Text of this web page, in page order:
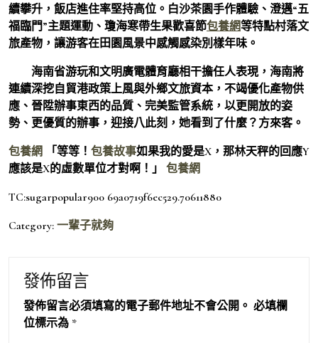
續攀升，飯店進住率堅持高位。白沙茶園手作體驗、澄邁“五
福臨門”主題運動、瓊海寒帶生果歡喜節包養網等特點村落文
旅產物，讓游客在田園風景中感觸感染別樣年味。
海南省游玩和文明廣電體育廳相干擔任人表現，海南將
連續深挖自貿港政策上風與外鄉文旅資本，不竭優化產物供
應、晉陞辦事東西的品質、完美監管系統，以更開放的姿
勢、更優質的辦事，迎接八此刻，她看到了什麼？方來客。
包養網 「等等！ 包養故事如果我的愛是X，那林天秤的回應Y
應該是X的虛數單位才對啊！」 包養網
TC:sugarpopular900 69a0719f6ec529.70611880
Category: 一輩子就夠
發佈留言
發佈留言必須填寫的電子郵件地址不會公開。 必填欄
位標示為 *